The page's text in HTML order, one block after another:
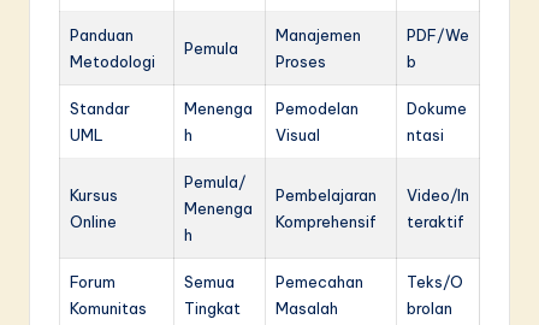
Panduan
Metodologi
Pemula
Manajemen
Proses
PDF/We
b
Standar
UML
Menenga
h
Pemodelan
Visual
Dokume
ntasi
Kursus
Online
Pemula/
Menenga
h
Pembelajaran
Komprehensif
Video/In
teraktif
Forum
Komunitas
Semua
Tingkat
Pemecahan
Masalah
Teks/O
brolan